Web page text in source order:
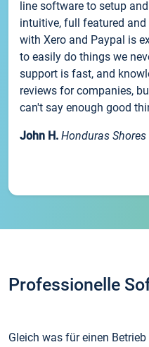
line software to setup
intuitive, full featured
with Xero and Paypal is
to easily do things we
support is fast, and
reviews for companies,
can't say enough good
John H. Honduras
Professionelle
Gleich was für einen